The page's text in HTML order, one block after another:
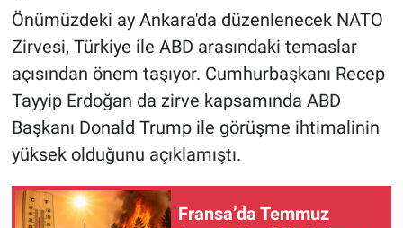
Önümüzdeki ay Ankara'da düzenlenecek NATO
Zirvesi, Türkiye ile ABD arasındaki temaslar
açısından önem taşıyor. Cumhurbaşkanı Recep
Tayyip Erdoğan da zirve kapsamında ABD
Başkanı Donald Trump ile görüşme ihtimalinin
yüksek olduğunu açıklamıştı.
Fransa’da Temmuz